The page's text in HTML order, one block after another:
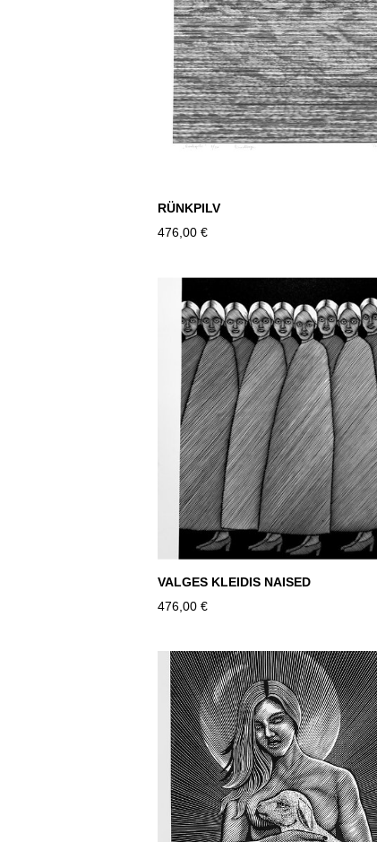
RÜNKPILV
476,00 €
VALGES KLEIDIS NAISED
476,00 €